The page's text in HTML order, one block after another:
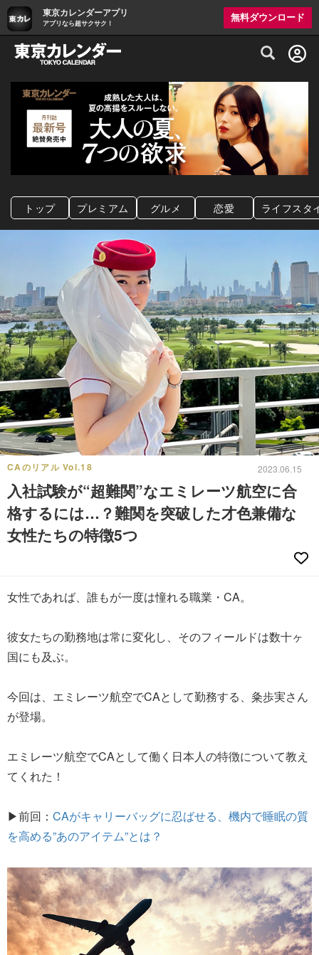
東京カレンダーアプリ
アプリなら超サクサク！
無料ダウンロード
グルメ情報・プレミアムレストラン予約
トップ プレミアム グルメ 恋愛 ライフスタ
CAのリアル Vol.18 2023.06.15
入社試験が“超難関”なエミレーツ航空に合
格するには…？難関を突破した才色兼備な
女性たちの特徴5つ
女性であれば、誰もが一度は憧れる職業・CA。
彼女たちの勤務地は常に変化し、そのフィールドは数十ヶ
国にも及ぶ。
今回は、エミレーツ航空でCAとして勤務する、粂歩実さん
が登場。
エミレーツ航空でCAとして働く日本人の特徴について教え
てくれた！
▶前回： CAがキャリーバッグに忍ばせる、機内で睡眠の質
を高める”あのアイテム”とは？